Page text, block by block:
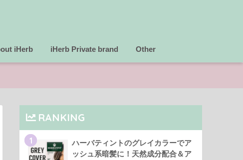
iHerb iHerb Private brand Other
RANKING
1
ハーバティントのグレイカラーでア
ッシュ系暗髪に！天然成分配合＆ア